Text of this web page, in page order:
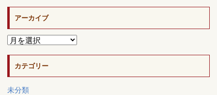
アーカイブ
カテゴリー
未分類